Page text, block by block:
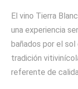
El vino Tierra
una experiencia
bañados por el sol
tradición
referente de